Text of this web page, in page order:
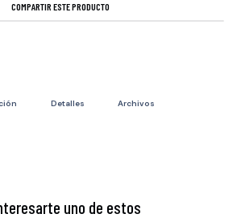
COMPARTIR ESTE PRODUCTO
Detalles Archivos
uno de estos